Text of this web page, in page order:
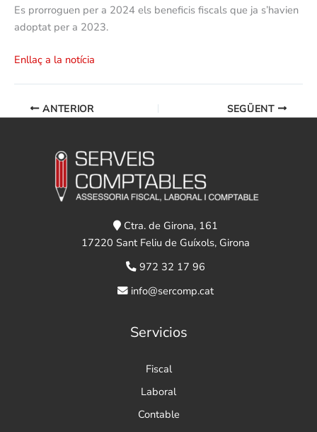
Es prorroguen per a 2024 els beneficis fiscals que ja s’havien
adoptat per a 2023.
Enllaç a la notícia
ANTERIOR SEGÜENT
Ctra. de Girona, 161
17220 Sant Feliu de Guíxols, Girona
972 32 17 96
info@sercomp.cat
Servicios
Fiscal
Laboral
Contable